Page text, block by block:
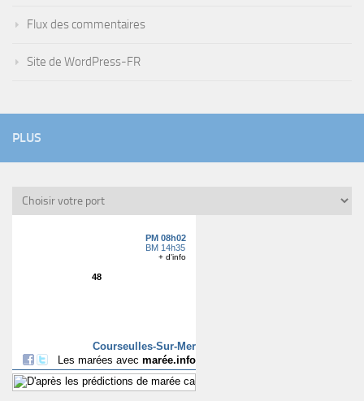
Flux des commentaires
Site de WordPress-FR
PLUS